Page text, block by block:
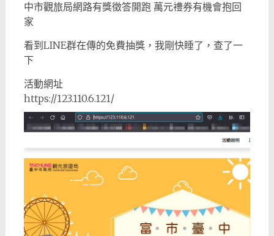
中市觀旅局網路有獎徵答開跑 萬元禮券有機會抱回
家
看到LINE群在傳的免費抽獎，我剛快睡了，查了一
下
活動網址
https://123.110.6.121/